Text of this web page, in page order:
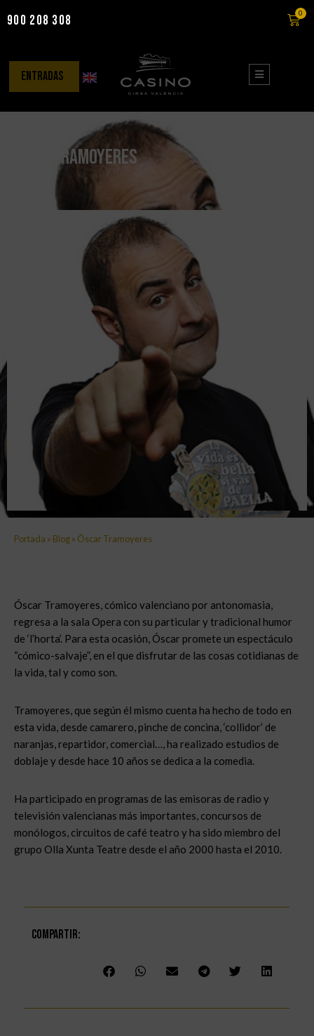
contenido
900 208 308 0
entradas
Óscar Tramoyeres
Portada » Blog» Óscar Tramoyeres
Óscar Tramoyeres, cómico valenciano por antonomasia,
regresa a la sala Opera con su particular y tradicional humor
de ‘l’horta’. Para esta ocasión, Óscar promete un espectáculo
“cómico-salvaje”, en el que disfrutar de las cosas cotidianas de
la vida, tal y como son.
Tramoyeres, que según él mismo cuenta ha hecho de todo en
esta vida, desde camarero, pinche de concina, ‘collidor’ de
naranjas, repartidor, comercial…, ha realizado estudios de
doblaje y desde hace 10 años se dedica a la comedia.
Ha participado en programas de las emisoras de radio y
televisión valencianas más importantes, concursos de
monólogos, circuitos de café teatro y ha sido miembro del
grupo Olla Xunta Teatre desde el año 2000 hasta el 2010.
Compartir: